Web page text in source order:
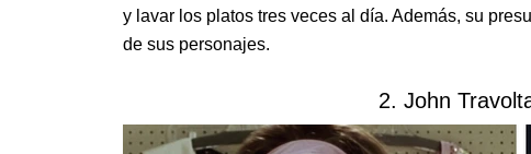
y lavar los platos tres veces al día. Además, su
de sus personajes.
2. John